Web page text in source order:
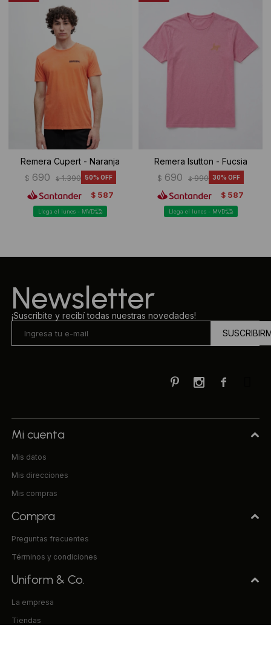
Remera Cupert - Naranja
$ 690 $ 1.390 50
$ 587
Llega el lunes - MVD
Remera Isutton - Fucsia
$ 690 $ 990 30
$ 587
Llega el lunes - MVD
Newsletter
¡Suscribite y recibí todas nuestras novedades!

 
Mi cuenta
Mis datos
Mis direcciones
Mis compras
Compra
Preguntas frecuentes
Términos y condiciones
Uniform & Co.
La empresa
Tiendas